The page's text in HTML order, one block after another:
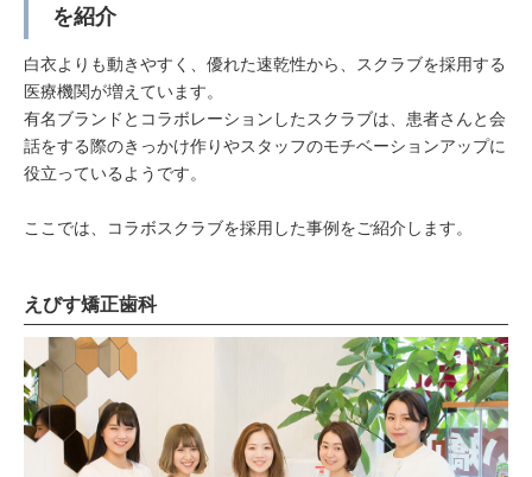
を紹介
白衣よりも動きやすく、優れた速乾性から、スクラブを採用する
医療機関が増えています。
有名ブランドとコラボレーションしたスクラブは、患者さんと会
話をする際のきっかけ作りやスタッフのモチベーションアップに
役立っているようです。
ここでは、コラボスクラブを採用した事例をご紹介します。
えびす矯正歯科